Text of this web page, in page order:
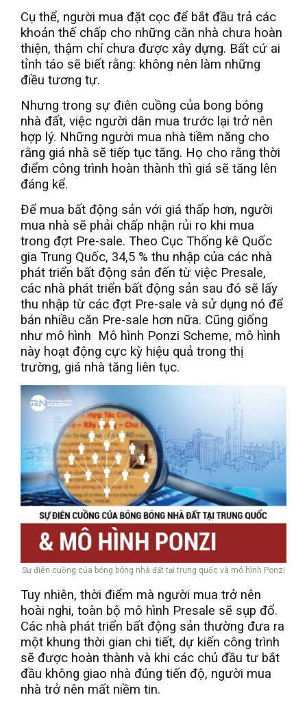
Cụ thể, người mua đặt cọc để bắt đầu trả các
khoản thế chấp cho những căn nhà chưa hoàn
thiện, thậm chí chưa được xây dựng. Bất cứ ai
tỉnh táo sẽ biết rằng: không nên làm những
điều tương tự.
Nhưng trong sự điên cuồng của bong bóng
nhà đất, việc người dân mua trước lại trở nên
hợp lý. Những người mua nhà tiềm năng cho
rằng giá nhà sẽ tiếp tục tăng. Họ cho rằng thời
điểm công trình hoàn thành thì giá sẽ tăng lên
đáng kể.
Để mua bất động sản với giá thấp hơn, người
mua nhà sẽ phải chấp nhận rủi ro khi mua
trong đợt Pre-sale. Theo Cục Thống kê Quốc
gia Trung Quốc, 34,5 % thu nhập của các nhà
phát triển bất động sản đến từ việc Presale,
các nhà phát triển bất động sản sau đó sẽ lấy
thu nhập từ các đợt Pre-sale và sử dụng nó để
bán nhiều căn Pre-sale hơn nữa. Cũng giống
như mô hình Mô hình Ponzi Scheme, mô hình
này hoạt động cực kỳ hiệu quả trong thị
trường, giá nhà tăng liên tục.
Sự điên cuồng của bóng bóng nhà đất tại trung quốc và mô hình Ponzi
Tuy nhiên, thời điểm mà người mua trở nên
hoài nghi, toàn bộ mô hình Presale sẽ sụp đổ.
Các nhà phát triển bất động sản thường đưa ra
một khung thời gian chi tiết, dự kiến công trình
sẽ được hoàn thành và khi các chủ đầu tư bắt
đầu không giao nhà đúng tiến độ, người mua
nhà trở nên mất niềm tin.